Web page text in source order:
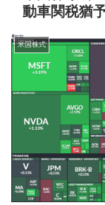
動車関税猶
米国株式